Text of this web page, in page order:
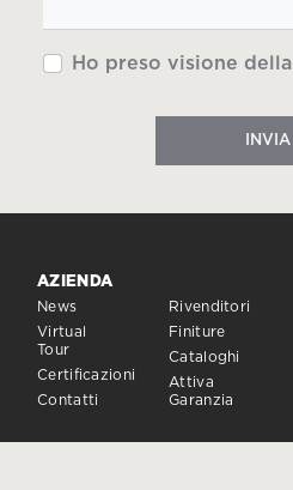
Ho preso visione della
INVIA
AZIENDA
News
Virtual
Tour
Certificazioni
Contatti
Rivenditori
Finiture
Cataloghi
Attiva
Garanzia